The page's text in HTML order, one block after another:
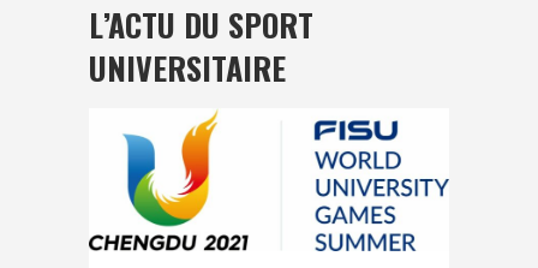
L’ACTU DU SPORT
UNIVERSITAIRE